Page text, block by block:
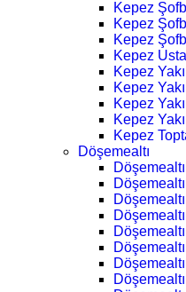
Kepez
Kepez
Kepez
Kepez
Kepez
Kepez
Kepez
Kepez
Kepez
Döşemealtı